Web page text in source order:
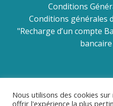
Conditions
Conditions générales
"Recharge d’un compte
Nous utilisons des cookies
offrir l'expérience la plus